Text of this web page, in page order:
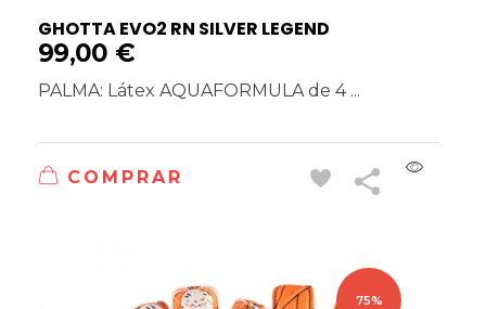
GHOTTA EVO2 RN SILVER LEGEND
99,00 €
PALMA: Látex AQUAFORMULA de 4 ...
COMPRAR
75%